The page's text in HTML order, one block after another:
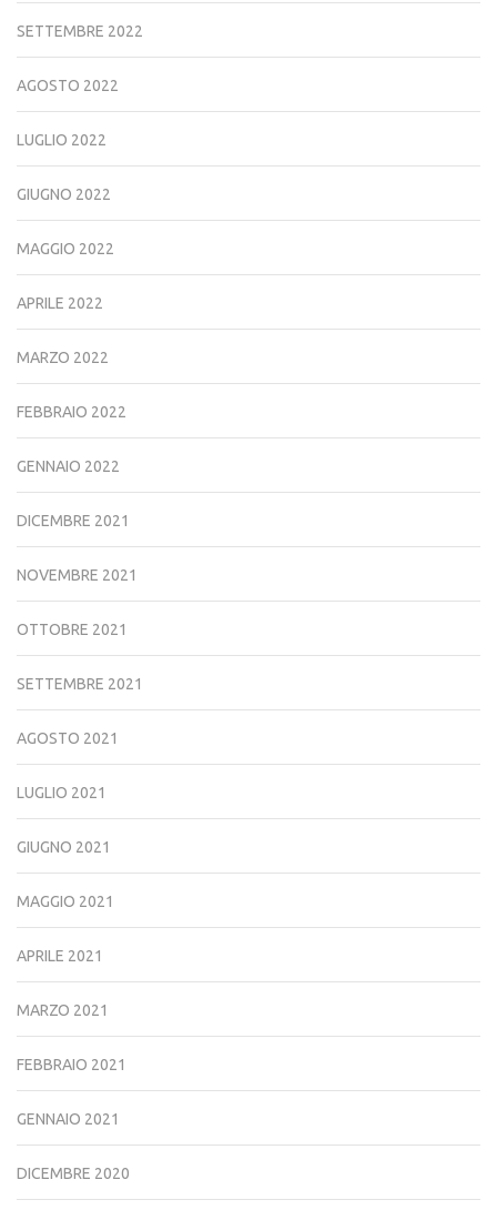
SETTEMBRE 2022
AGOSTO 2022
LUGLIO 2022
GIUGNO 2022
MAGGIO 2022
APRILE 2022
MARZO 2022
FEBBRAIO 2022
GENNAIO 2022
DICEMBRE 2021
NOVEMBRE 2021
OTTOBRE 2021
SETTEMBRE 2021
AGOSTO 2021
LUGLIO 2021
GIUGNO 2021
MAGGIO 2021
APRILE 2021
MARZO 2021
FEBBRAIO 2021
GENNAIO 2021
DICEMBRE 2020